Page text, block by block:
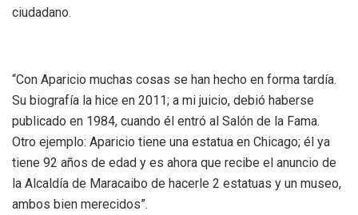
ciudadano.
“Con Aparicio muchas cosas se han hecho en forma tardía.
Su biografía la hice en 2011; a mi juicio, debió haberse
publicado en 1984, cuando él entró al Salón de la Fama.
Otro ejemplo: Aparicio tiene una estatua en Chicago; él ya
tiene 92 años de edad y es ahora que recibe el anuncio de
la Alcaldía de Maracaibo de hacerle 2 estatuas y un museo,
ambos bien merecidos”.